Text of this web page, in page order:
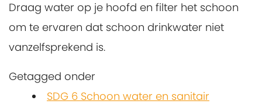
Draag water op je hoofd en filter het schoon
om te ervaren dat schoon drinkwater niet
vanzelfsprekend is.
Getagged onder
SDG 6 Schoon water en sanitair